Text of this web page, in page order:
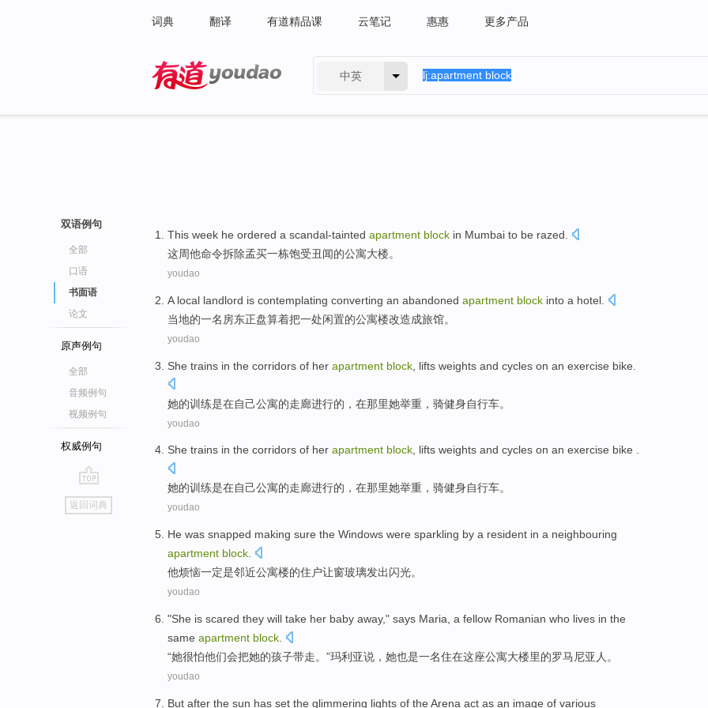
词典 翻译 有道精品课 云笔记 惠惠 更多产品
中英
双语例句
全部
口语
书面语
论文
原声例句
全部
音频例句
视频例句
权威例句
go
top
返回词典
This week he ordered a scandal-tainted apartment block in Mumbai to be razed.
这周他命令拆除孟买一栋饱受丑闻的公寓大楼。
youdao
A local landlord is contemplating converting an abandoned apartment block into a hotel
当地的一名 房东正盘算着把一处闲置的公寓楼改造成旅馆。
youdao
She trains in the corridors of her apartment block lifts weights and cycles on an exercise bike
她的训练是在自己公寓的走廊进行的，在那里她举重 ， 骑健身自行车。
youdao
She trains in the corridors of her apartment block, lifts weights and cycles on an exercise bike .
她的训练是在自己公寓的走廊进行的，在那里她举重 ， 骑健身自行车。
youdao
He was snapped making sure the Windows were sparkling by a resident in a neighbouring
apartment block
他烦恼一定是邻近公寓楼的住户让窗玻璃发出闪光。
youdao
"She is scared they will take her baby away," says Maria a fellow Romanian who lives in the
same apartment block
“她很怕他们会把她的孩子带走。”玛利亚说 ，她也是一名住在这座公寓大楼里的罗马尼亚 人 。
youdao
But after the sun has set the glimmering lights of the Arena act as an image of various